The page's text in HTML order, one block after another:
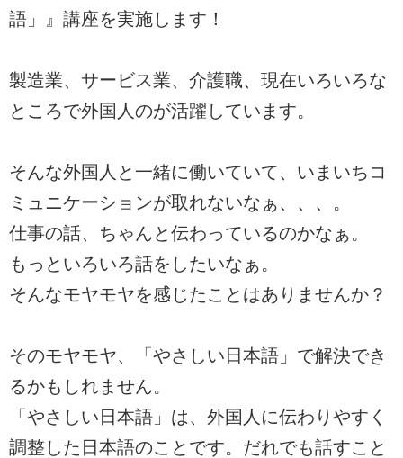
語」』講座を実施します！
製造業、サービス業、介護職、現在いろいろな
ところで外国人のが活躍しています。
そんな外国人と一緒に働いていて、いまいちコ
ミュニケーションが取れないなぁ、、、。
仕事の話、ちゃんと伝わっているのかなぁ。
もっといろいろ話をしたいなぁ。
そんなモヤモヤを感じたことはありませんか？
そのモヤモヤ、「やさしい日本語」で解決でき
るかもしれません。
「やさしい日本語」は、外国人に伝わりやすく
調整した日本語のことです。だれでも話すこと